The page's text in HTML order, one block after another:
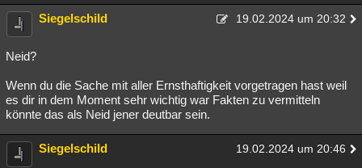
Siegelschild 19.02.2024 um 20:32
Neid?
Wenn du die Sache mit aller Ernsthaftigkeit vorgetragen hast weil
es dir in dem Moment sehr wichtig war Fakten zu vermitteln
könnte das als Neid jener deutbar sein.
Siegelschild 19.02.2024 um 20:46